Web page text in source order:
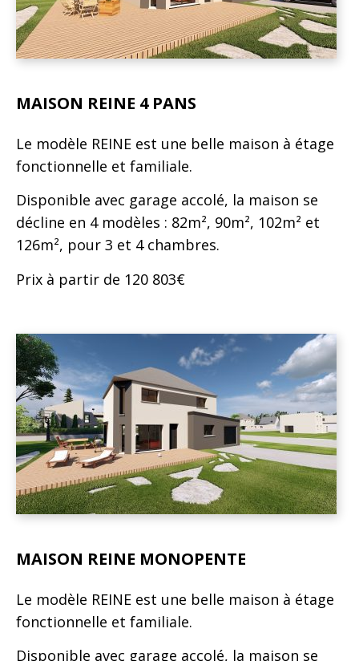
MAISON REINE 4 PANS
Le modèle REINE est une belle maison à étage
fonctionnelle et familiale.
Disponible avec garage accolé, la maison se
décline en 4 modèles : 82m², 90m², 102m² et
126m², pour 3 et 4 chambres.
Prix à partir de 120 803€
MAISON REINE MONOPENTE
Le modèle REINE est une belle maison à étage
fonctionnelle et familiale.
Disponible avec garage accolé, la maison se